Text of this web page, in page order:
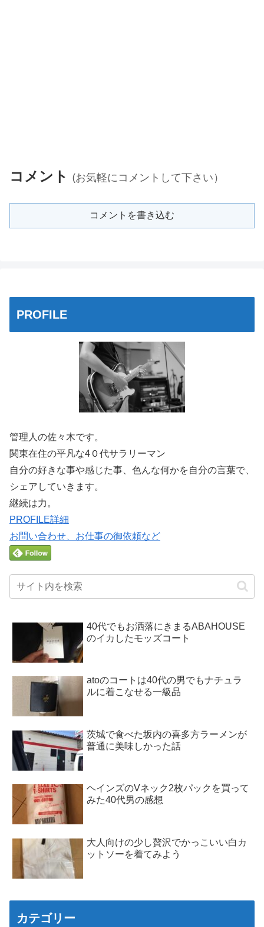
コメント (お気軽にコメントして下さい）
コメントを書き込む
PROFILE
管理人の佐々木です。
関東在住の平凡な4０代サラリーマン
自分の好きな事や感じた事、色んな何かを自分の言葉で、
シェアしていきます。
継続は力。
PROFILE詳細
お問い合わせ、お仕事の御依頼など
40代でもお洒落にきまるABAHOUSE
のイカしたモッズコート
atoのコートは40代の男でもナチュラ
ルに着こなせる一級品
茨城で食べた坂内の喜多方ラーメンが
普通に美味しかった話
ヘインズのVネック2枚パックを買って
みた40代男の感想
大人向けの少し贅沢でかっこいい白カ
ットソーを着てみよう
カテゴリー